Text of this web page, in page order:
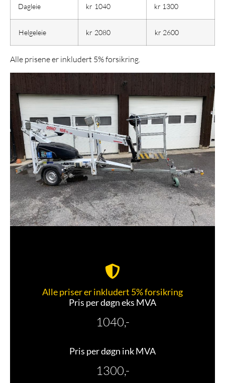
Dagleie kr 1040 kr 1300
Helgeleie kr 2080 kr 2600
Alle prisene er inkludert 5% forsikring.
Alle priser er inkludert 5% forsikring
Pris per døgn eks MVA
1040,-
Pris per døgn ink MVA
1300,-